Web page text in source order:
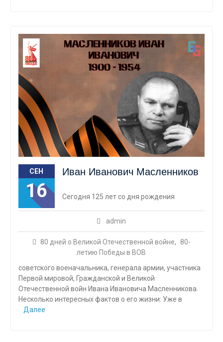
СЕН
16
Иван Иванович Масленников
admin
80 дней о Великой Отечественной войне,
80-
летию Победы в ВОВ
Сегодня 125 лет со дня рождения
советского военачальника, генерала армии, участника
Первой мировой, Гражданской и Великой
Отечественной войн Ивана Ивановича Масленникова.
Несколько интересных фактов о его жизни: Уже в
Далее